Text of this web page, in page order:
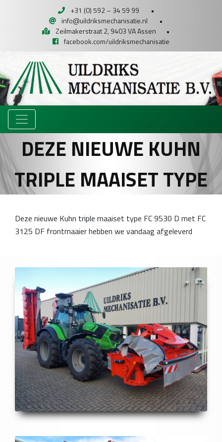
+31 (0) 592 – 34 59 99
•
info@uildriksmechanisatie.nl
•
Zeilmakerstraat 2, 9403 VA Assen
•
facebook.com/uildriksmechanisatie
DEZE NIEUWE KUHN
TRIPLE MAAISET TYPE
Deze nieuwe Kuhn triple maaiset type FC 9530 D met FC
3125 DF frontmaaier hebben we vandaag afgeleverd